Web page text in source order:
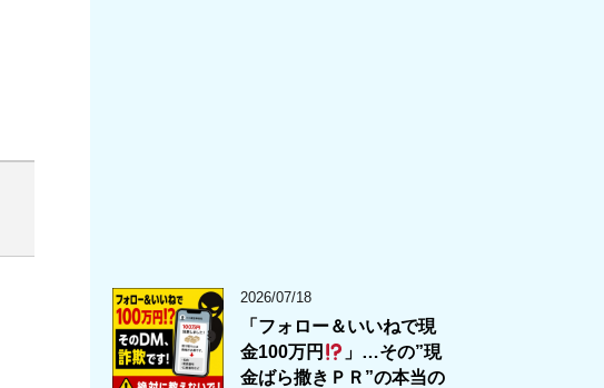
2026/07/18
「フォロー＆いいねで現
金100万円
」…その”現
金ばら撒きＰＲ”の本当の